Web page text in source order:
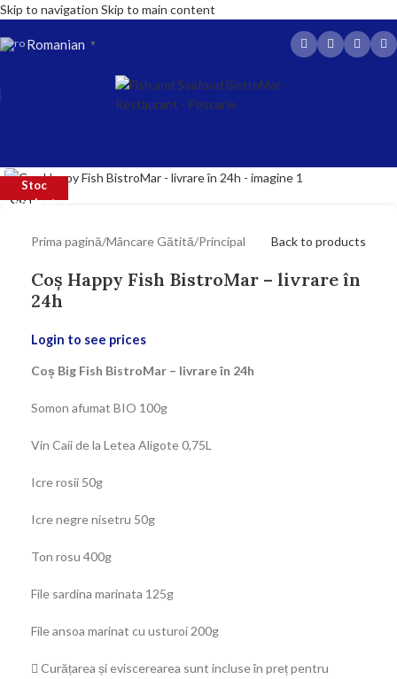
Skip to navigation Skip to main content
Romanian ▼
SOLD
OUT
Stoc
epuizat
Prima pagină/Mâncare Gătită/Principal Back to products
Coș Happy Fish BistroMar – livrare în
24h
Login to see prices
Coș Big Fish BistroMar – livrare în 24h
Somon afumat BIO 100g
Vin Caii de la Letea Aligote 0,75L
Icre rosii 50g
Icre negre nisetru 50g
Ton rosu 400g
File sardina marinata 125g
File ansoa marinat cu usturoi 200g
Curățarea și eviscerearea sunt incluse în preț pentru